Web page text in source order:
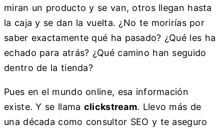
miran un producto y se van, otros llegan hasta
la caja y se dan la vuelta. ¿No te morirías por
saber exactamente qué ha pasado? ¿Qué les ha
echado para atrás? ¿Qué camino han seguido
dentro de la tienda?
Pues en el mundo online, esa información
existe. Y se llama clickstream. Llevo más de
una década como consultor SEO y te aseguro